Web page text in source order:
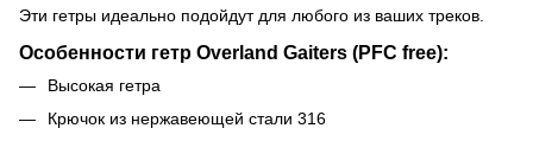
Эти гетры идеально подойдут для любого из ваших треков.
Особенности гетр Overland Gaiters (PFC free):
Высокая гетра
Крючок из нержавеющей стали 316